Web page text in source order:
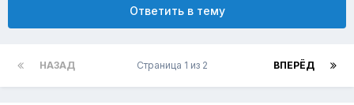
Ответить в тему
НАЗАД ВПЕРЁД
Страница 1 из 2